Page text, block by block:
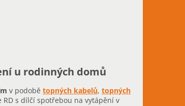
u rodinných domů
v podobě topných kabelů, topných
s dílčí spotřebou na vytápění v